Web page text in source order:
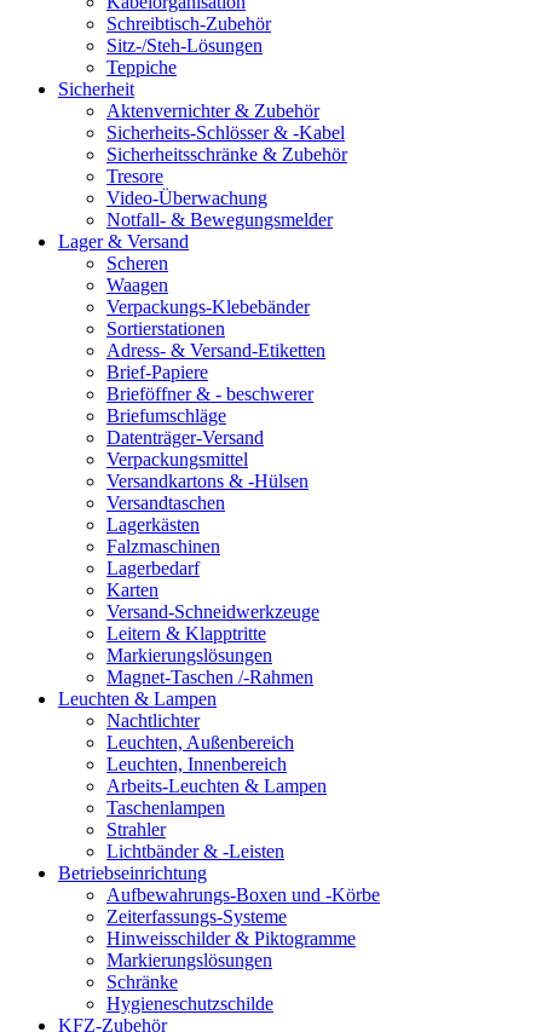
Schreibtisch-Zubehör
Sitz-/Steh-Lösungen
Teppiche
Sicherheit
Aktenvernichter & Zubehör
Sicherheits-Schlösser & -Kabel
Sicherheitsschränke & Zubehör
Tresore
Video-Überwachung
Notfall- & Bewegungsmelder
Lager & Versand
Scheren
Waagen
Verpackungs-Klebebänder
Sortierstationen
Adress- & Versand-Etiketten
Brief-Papiere
Brieföffner & - beschwerer
Briefumschläge
Datenträger-Versand
Verpackungsmittel
Versandkartons & -Hülsen
Versandtaschen
Lagerkästen
Falzmaschinen
Lagerbedarf
Karten
Versand-Schneidwerkzeuge
Leitern & Klapptritte
Markierungslösungen
Magnet-Taschen /-Rahmen
Leuchten & Lampen
Nachtlichter
Leuchten, Außenbereich
Leuchten, Innenbereich
Arbeits-Leuchten & Lampen
Taschenlampen
Strahler
Lichtbänder & -Leisten
Betriebseinrichtung
Aufbewahrungs-Boxen und -Körbe
Zeiterfassungs-Systeme
Hinweisschilder & Piktogramme
Markierungslösungen
Schränke
Hygieneschutzschilde
KFZ-Zubehör